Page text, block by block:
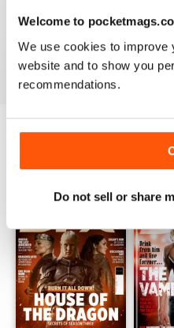
Welcome to
We use cookies to improve
website and to show you
recommendations.
Do not sell or share
fi community, bringing its
It’s quite simply the must-
these popular genres.